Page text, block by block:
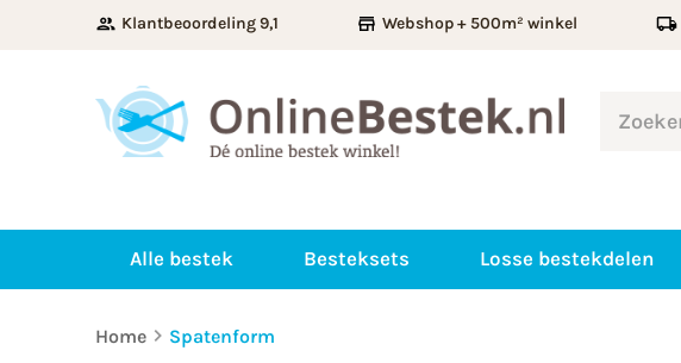
Klantbeoordeling 9,1 Webshop + 500m² winkel
Alle bestek Besteksets Losse bestekdelen
Home Spatenform